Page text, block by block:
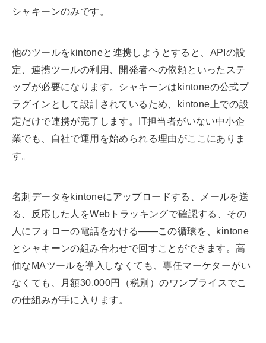
シャキーンのみです。
他のツールをkintoneと連携しようとすると、APIの設
定、連携ツールの利用、開発者への依頼といったステ
ップが必要になります。シャキーンはkintoneの公式プ
ラグインとして設計されているため、kintone上での設
定だけで連携が完了します。IT担当者がいない中小企
業でも、自社で運用を始められる理由がここにありま
す。
名刺データをkintoneにアップロードする、メールを送
る、反応した人をWebトラッキングで確認する、その
人にフォローの電話をかける——この循環を、kintone
とシャキーンの組み合わせで回すことができます。高
価なMAツールを導入しなくても、専任マーケターがい
なくても、月額30,000円（税別）のワンプライスでこ
の仕組みが手に入ります。